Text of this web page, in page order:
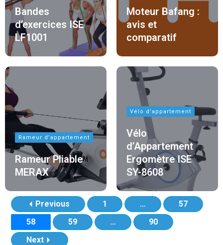
Bandes
d’exercices ISE
LF1001
Moteur Bafang :
avis et
comparatif
Rameur d’appartement
Rameur Pliable
MERAX
Vélo d’appartement
Vélo
d’Appartement
Ergomètre ISE
SY-8608
Previous 1 …
57
58
59 …
90
Next